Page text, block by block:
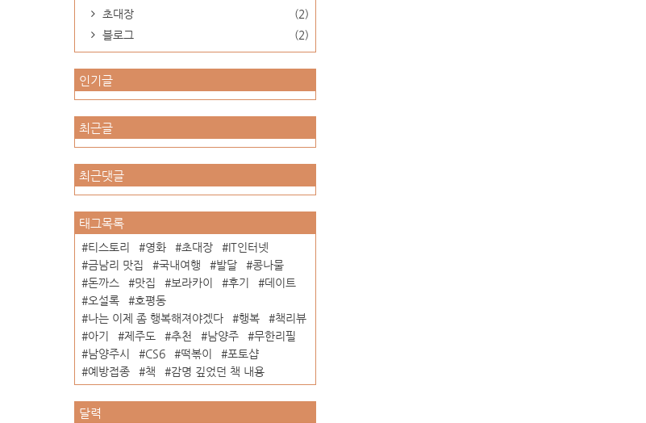
초대장
(2)
블로그
(2)
인기글
최근글
최근댓글
태그목록
티스토리 영화 초대장
IT인터넷
금남리 맛집
국내여행 발달
콩나물
돈까스
맛집 보라카이 후기
데이트
오설록
호평동
나는 이제 좀 행복해져야겠다
행복
책리뷰
아기
제주도 추천 남양주
무한리필
남양주시
CS6 떡볶이
포토샵
예방접종
책 감명 깊었던 책 내용
달력